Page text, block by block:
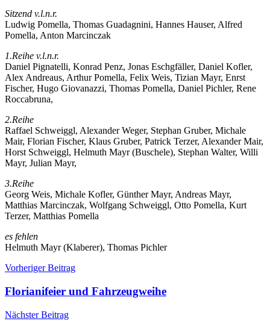
Sitzend v.l.n.r.
Ludwig Pomella, Thomas Guadagnini, Hannes Hauser, Alfred
Pomella, Anton Marcinczak
1.Reihe v.l.n.r.
Daniel Pignatelli, Konrad Penz, Jonas Eschgfäller, Daniel Kofler,
Alex Andreaus, Arthur Pomella, Felix Weis, Tizian Mayr, Enrst
Fischer, Hugo Giovanazzi, Thomas Pomella, Daniel Pichler, Rene
Roccabruna,
2.Reihe
Raffael Schweiggl, Alexander Weger, Stephan Gruber, Michale
Mair, Florian Fischer, Klaus Gruber, Patrick Terzer, Alexander Mair,
Horst Schweiggl, Helmuth Mayr (Buschele), Stephan Walter, Willi
Mayr, Julian Mayr,
3.Reihe
Georg Weis, Michale Kofler, Günther Mayr, Andreas Mayr,
Matthias Marcinczak, Wolfgang Schweiggl, Otto Pomella, Kurt
Terzer, Matthias Pomella
es fehlen
Helmuth Mayr (Klaberer), Thomas Pichler
Allgemein
FlorianiGruppenfoto
Beitragsnavigation
Vorheriger Beitrag
Florianifeier und Fahrzeugweihe
Nächster Beitrag